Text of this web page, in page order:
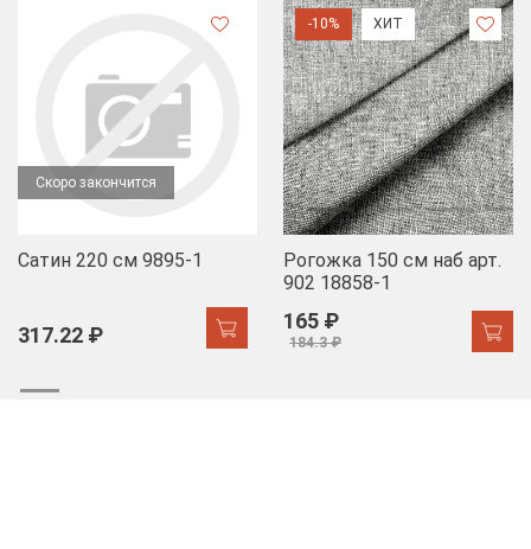
Скоро закончится
Сатин 220 см 9895-1
317.22 ₽
-10% ХИТ
Рогожка 150 см наб арт.
902 18858-1
165 ₽
184.3 ₽